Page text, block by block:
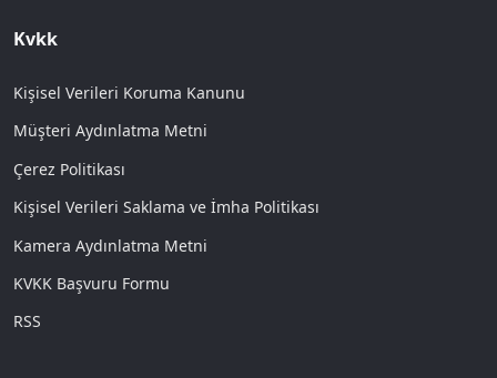
Kvkk
Kişisel Verileri Koruma Kanunu
Müşteri Aydınlatma Metni
Çerez Politikası
Kişisel Verileri Saklama ve İmha Politikası
Kamera Aydınlatma Metni
KVKK Başvuru Formu
RSS